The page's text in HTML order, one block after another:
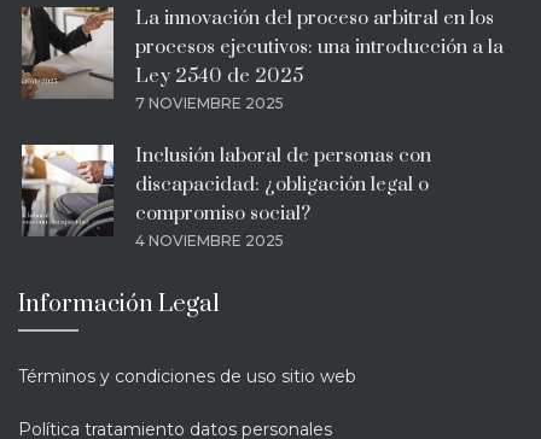
La innovación del proceso arbitral en los
procesos ejecutivos: una introducción a la
Ley 2540 de 2025
7 NOVIEMBRE 2025
Inclusión laboral de personas con
discapacidad: ¿obligación legal o
compromiso social?
4 NOVIEMBRE 2025
Información Legal
Términos y condiciones de uso sitio web
Política tratamiento datos personales